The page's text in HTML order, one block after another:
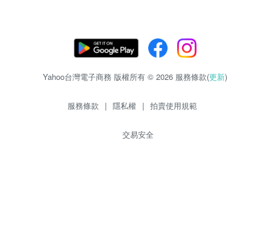
Yahoo台灣電子商務 版權所有 © 2026 服務條款(更新)
服務條款 | 隱私權 | 拍賣使用規範
交易安全